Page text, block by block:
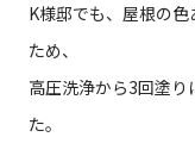
K様邸でも、屋根の
ため、
高圧洗浄から3回塗
た。